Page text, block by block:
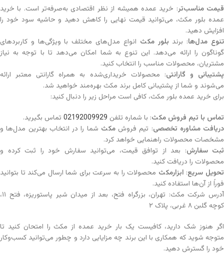
قیمت مناسب‌تر: خرید عمده همیشه از نظر اقتصادی به‌صرفه‌تر است. با خرید
عمده بلور مکث، می‌توانید قیمت نهایی را کاهش دهید و حاشیه سود خود را
افزایش دهید.
تنوع مدل‌ها: برند بلور مکث انواع مدل‌های مختلف با ویژگی‌ها و کاربردهای
گوناگون را ارائه می‌دهد. این تنوع به شما امکان می‌دهد تا با توجه به نیاز
مشتریان، محصولات مناسب را انتخاب کنید.
پشتیبانی و گارانتی: محصولات خریداری‌شده به همراه گارانتی معتبر ارائه
می‌شوند و شما از پشتیبانی کامل برند مکث بهره‌مند خواهید شد.
برای خرید عمده بلور مکث، کافی است مراحل زیر را دنبال کنید:
تماس با تیم فروش مکث: با شماره تلفن 02192009929 تماس بگیرید.
دریافت مشاوره تخصصی: تیم فروشمکث شما را در انتخاب بهترین مدل‌ها و
مشخصات محصولات راهنمایی خواهد کرد.
ثبت سفارش: بعد از توافق قیمت، می‌توانید سفارش خود را ثبت کرده و
محصولات را دریافت کنید.
تحویل سریع: ابزارمکث محصولات را به سرعت برای شما ارسال می‌کند تا بتوانید
فوراً از آن‌ها استفاده کنید.
آدرس شرکت مکث: تهران، بزرگراه فتح، بعد از میدان شیر پاستوریزه، فتح ۱۱،
کوچه گلبن ۸ غربی، پلاک ۲
اگر هنوز شک دارید، کافیست یک بار خرید عمده از مکث را امتحان کنید تا
متوجه شوید که همکاری با این برند چه مزایایی دارد و چطور می‌توانید کسب‌وکار
خود را گسترش دهید.